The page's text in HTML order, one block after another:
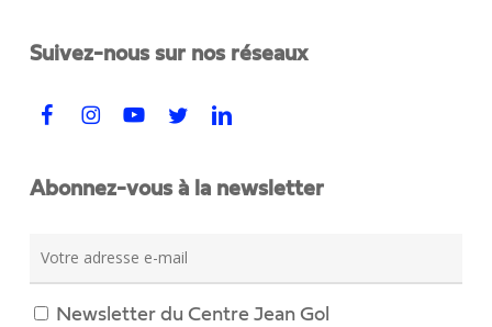
Suivez-nous sur nos réseaux
Abonnez-vous à la newsletter
Newsletter du Centre Jean Gol